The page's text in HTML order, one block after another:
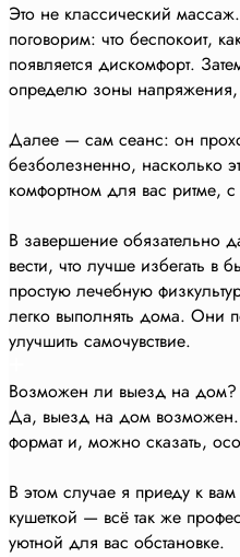
Это не классический
поговорим: что беспокоит,
появляется дискомфорт.
определю зоны напряжения,
Далее — сам сеанс: он
безболезненно, насколько
комфортном для вас ритме,
В завершение обязательно
вести, что лучше избегать в
простую лечебную
легко выполнять дома. Они
улучшить самочувствие.
Возможен ли выезд на дом?
Да, выезд на дом возможен.
формат и, можно сказать,
В этом случае я приеду к
кушеткой — всё так же
уютной для вас обстановке.